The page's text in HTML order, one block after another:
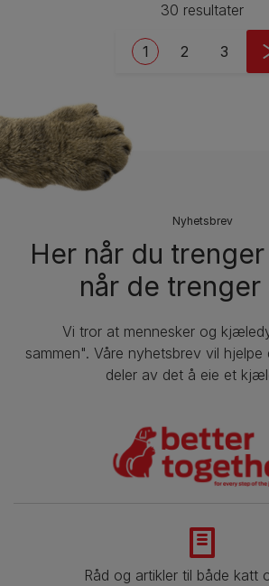
30 resultater
Current page
1 Side
2 Side
3
Nyhetsbrev
Her når du
når de trenger
Vi tror at mennesker og
sammen". Våre nyhetsbrev vil hjelpe
deler av det å eie et
Råd og artikler til både katt